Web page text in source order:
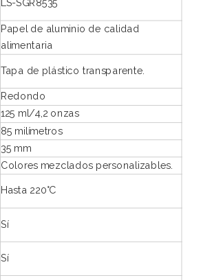
LS-SGR8535
Papel de aluminio de calidad
alimentaria
Tapa de plástico transparente.
Redondo
125 ml/4,2 onzas
85 milímetros
35 mm
Colores mezclados personalizables.
Hasta 220°C
Sí
Sí